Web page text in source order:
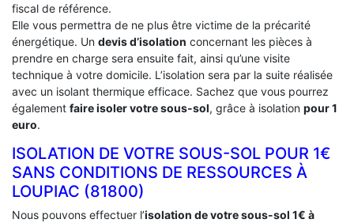
fiscal de référence.
Elle vous permettra de ne plus être victime de la précarité
énergétique. Un devis d’isolation concernant les pièces à
prendre en charge sera ensuite fait, ainsi qu’une visite
technique à votre domicile. L’isolation sera par la suite réalisée
avec un isolant thermique efficace. Sachez que vous pourrez
également faire isoler votre sous-sol, grâce à isolation pour 1
euro.
ISOLATION DE VOTRE SOUS-SOL POUR 1€
SANS CONDITIONS DE RESSOURCES À
‎LOUPIAC (81800)
Nous pouvons effectuer l’isolation de votre sous-sol 1€ à